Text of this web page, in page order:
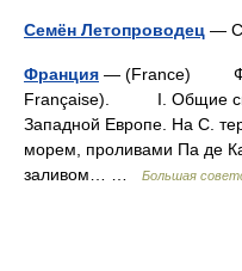
Семён Летопроводец —
Франция — (France)
Française). I. Общие
Западной Европе. На С.
морем, проливами Па де
заливом… …
Большая